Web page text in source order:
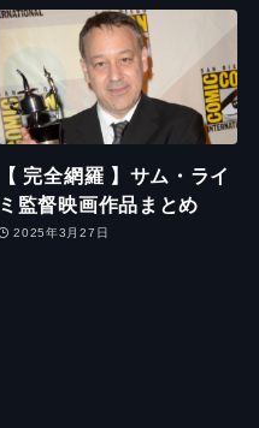
【 完全網羅 】サム・ライ
ミ監督映画作品まとめ
2025年3月27日